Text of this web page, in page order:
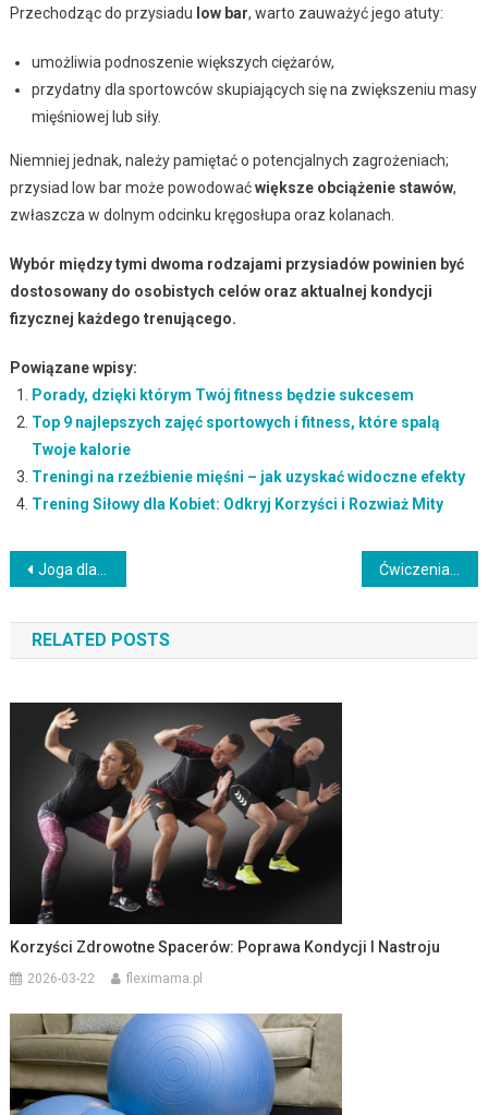
Przechodząc do przysiadu low bar, warto zauważyć jego atuty:
umożliwia podnoszenie większych ciężarów,
przydatny dla sportowców skupiających się na zwiększeniu masy
mięśniowej lub siły.
Niemniej jednak, należy pamiętać o potencjalnych zagrożeniach;
przysiad low bar może powodowaćwiększe obciążenie stawów,
zwłaszcza w dolnym odcinku kręgosłupa oraz kolanach.
Wybór między tymi dwoma rodzajami przysiadów powinien być
dostosowany do osobistych celów oraz aktualnej kondycji
fizycznej każdego trenującego.
Powiązane wpisy:
Porady, dzięki którym Twój fitness będzie sukcesem
Top 9 najlepszych zajęć sportowych i fitness, które spalą
Twoje kalorie
Treningi na rzeźbienie mięśni – jak uzyskać widoczne efekty
Trening Siłowy dla Kobiet: Odkryj Korzyści i Rozwiaż Mity
Nawigacja
wpisu
Joga dla zdrowego kręgosłupa: zalety i skuteczne asany
RELATED POSTS
Korzyści Zdrowotne Spacerów: Poprawa Kondycji I Nastroju
2026-03-22 fleximama.pl